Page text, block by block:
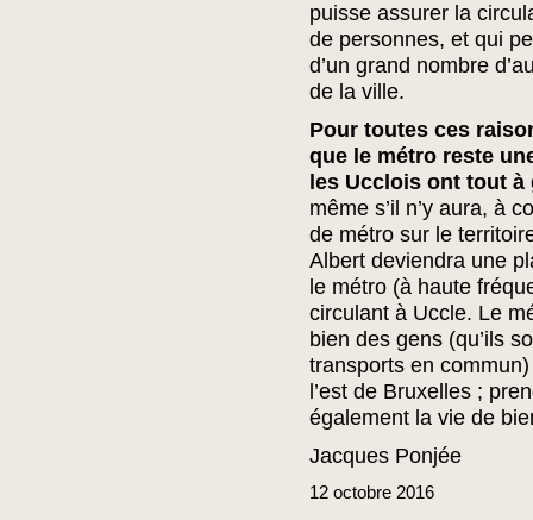
puisse assurer la
de personnes, et qui
d’un grand nombre
de la ville.
Pour toutes ces
que le métro reste
les Ucclois ont tout
même s’il n’y aura, à
de métro sur le
Albert deviendra une
le métro (à haute
circulant à Uccle. Le
bien des gens (qu’ils
transports en
l’est de Bruxelles ;
également la vie de
Jacques Ponjée
12 octobre 2016